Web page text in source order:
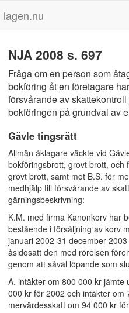
lagen.nu
NJA 2008 s. 697
Fråga om en person som
bokföring åt en företagare
försvårande av
bokföringen på grundval av
Gävle tingsrätt
Allmän åklagare väckte vid
bokföringsbrott, grovt brott, och
grovt brott, samt mot B.S. för
medhjälp till försvårande av
gärningsbeskrivning:
K.M. med firma Kanonkorv har
bestående i försäljning av korv
januari 2002-31 december
åsidosatt den med rörelsen
genom att såväl löpande som
A. intäkter om 800 000 kr jämte
000 kr för 2002 och intäkter om
mervärdesskatt om 94 000 kr